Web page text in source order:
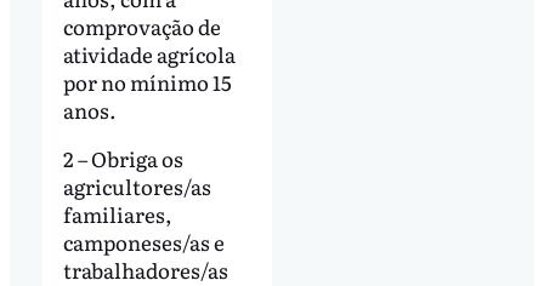
comprovação de
atividade agrícola
por no mínimo 15
anos.
2 – Obriga os
agricultores/as
familiares,
camponeses/as e
trabalhadores/as